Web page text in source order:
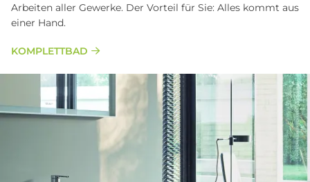
Arbeiten aller Gewerke. Der Vorteil für Sie: Alles kommt aus
einer Hand.
KOMPLETTBAD